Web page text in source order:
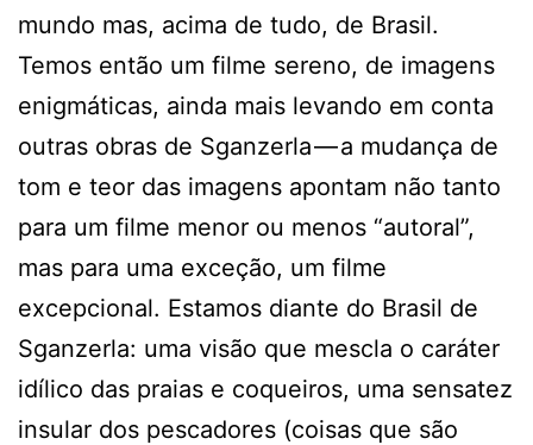
mundo mas, acima de tudo, de Brasil.
Temos então um filme sereno, de imagens
enigmáticas, ainda mais levando em conta
outras obras de Sganzerla — a mudança de
tom e teor das imagens apontam não tanto
para um filme menor ou menos “autoral”,
mas para uma exceção, um filme
excepcional. Estamos diante do Brasil de
Sganzerla: uma visão que mescla o caráter
idílico das praias e coqueiros, uma sensatez
insular dos pescadores (coisas que são